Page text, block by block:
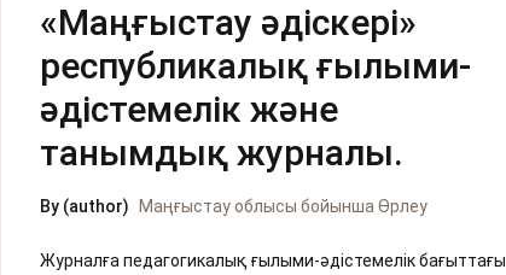
«Маңғыстау əдіскері»
республикалық ғылыми-
əдістемелік жəне
танымдық журналы.
By (author) Маңғыстау облысы бойынша Өрлеу
Журналға педагогикалық ғылыми-әдістемелік бағыттағы